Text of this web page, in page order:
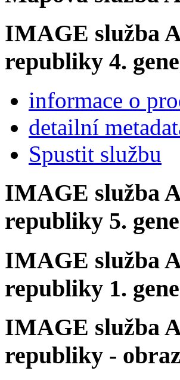
IMAGE služba
republiky 4.
informace o
detailní
Spustit službu
IMAGE služba
republiky 5.
IMAGE služba
republiky 1.
IMAGE služba
republiky -